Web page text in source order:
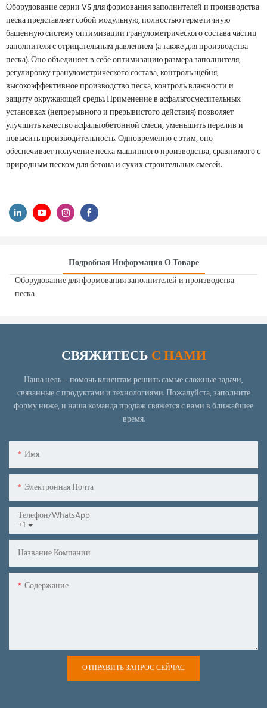
Оборудование серии VS для формования заполнителей и производства
песка представляет собой модульную, полностью герметичную
башенную систему оптимизации гранулометрического состава частиц
заполнителя с отрицательным давлением (а также для производства
песка). Оно объединяет в себе оптимизацию размера заполнителя,
регулировку гранулометрического состава, контроль щебня,
высокоэффективное производство песка, контроль влажности и
защиту окружающей среды. Применение в асфальтосмесительных
установках (непрерывного и прерывистого действия) позволяет
улучшить качество асфальтобетонной смеси, уменьшить перелив и
повысить производительность. Одновременно с этим, оно
обеспечивает получение песка машинного производства, сравнимого с
природным песком для бетона и сухих строительных смесей.
Подробная Информация О Товаре
Оборудование для формования заполнителей и производства
песка
СВЯЖИТЕСЬ С НАМИ
Наша цель – помочь клиентам решить самые сложные задачи,
связанные с продуктами и технологиями.Пожалуйста, заполните
форму ниже, и наша команда продаж свяжется с вами в ближайшее
время.
Имя
Электронная Почта
+1
Телефон/WhatsApp
Название Компании
Содержание
ОТПРАВИТЬ ЗАПРОС СЕЙЧАС